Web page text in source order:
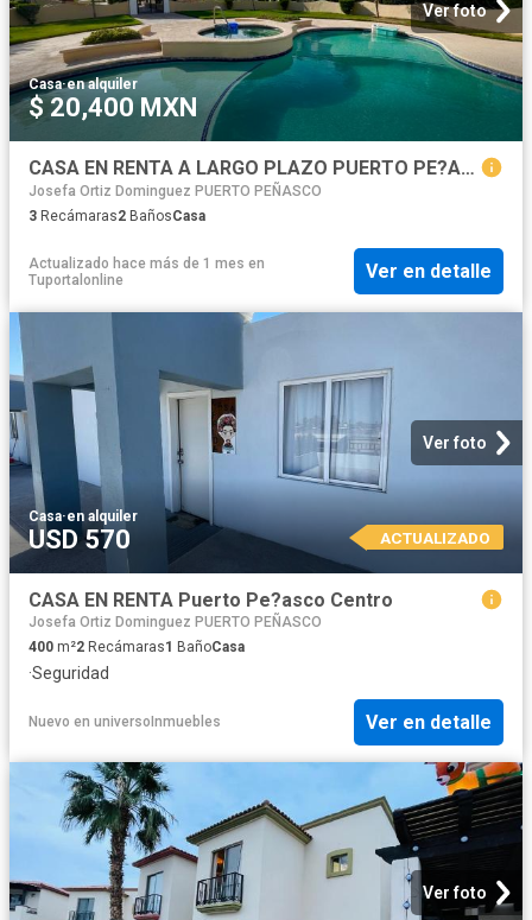
Ver foto
Casa·en alquiler
$ 20,400 MXN
CASA EN RENTA A LARGO PLAZO PUERTO PE?ASCO
Josefa Ortiz Dominguez PUERTO PEÑASCO
3 Recámaras2 BañosCasa
Actualizado hace más de 1 mes en
Tuportalonline
Ver en detalle
Ver foto
Casa·en alquiler
USD 570 ACTUALIZADO
CASA EN RENTA Puerto Pe?asco Centro
Josefa Ortiz Dominguez PUERTO PEÑASCO
400 m²2 Recámaras1 BañoCasa
·Seguridad
Nuevo en universoInmuebles Ver en detalle
Ver foto